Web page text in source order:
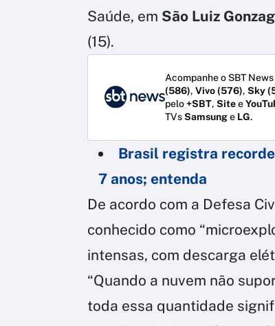
Saúde, em São Luiz
(15).
Acompanhe o SBT
(586), Vivo (576), Sky
pelo+SBT, Sitee
TVsSamsunge LG.
Brasil registra
7 anos; entenda
De acordo com a Defesa
conhecido como
intensas, com descarga
“Quando a nuvem não
toda essa quantidade